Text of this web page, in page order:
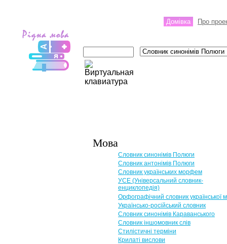
Домівка Про
Мова
Словник синонімів Полюги
Словник антонімів Полюги
Словник українських морфем
УСЕ (Універсальний словник-
енциклопедія)
Орфографічний словник української
Українсько-російський словник
Словник синонімів Караванського
Словник іншомовник слів
Стилістичні терміни
Крилаті вислови